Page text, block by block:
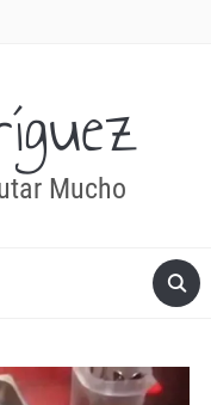
Mucho